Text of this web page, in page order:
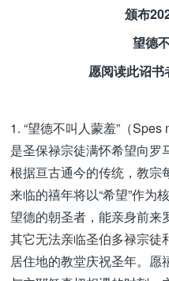
颁布
望德
愿阅读此诏
1. “望德不叫人蒙羞”（
是圣保禄宗徒满怀希望向罗
根据亘古通今的传统，教宗
来临的禧年将以“希望”作为
望德的朝圣者，能亲身前来
其它无法亲临圣伯多禄宗徒
居住地的教堂庆祝圣年。愿